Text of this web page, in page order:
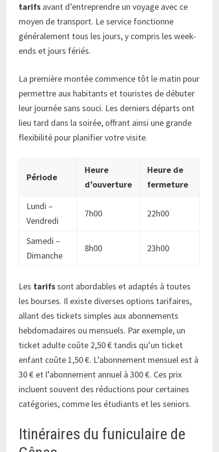
tarifs avant d’entreprendre un voyage avec ce
moyen de transport. Le service fonctionne
généralement tous les jours, y compris les week-
ends et jours fériés.
La première montée commence tôt le matin pour
permettre aux habitants et touristes de débuter
leur journée sans souci. Les derniers départs ont
lieu tard dans la soirée, offrant ainsi une grande
flexibilité pour planifier votre visite.
Période
Heure
d’ouverture
Heure de
fermeture
Lundi –
Vendredi
7h00 22h00
Samedi –
Dimanche
8h00 23h00
Les tarifssont abordables et adaptés à toutes
les bourses. Il existe diverses options tarifaires,
allant des tickets simples aux abonnements
hebdomadaires ou mensuels. Par exemple, un
ticket adulte coûte 2,50 € tandis qu’un ticket
enfant coûte 1,50 €. L’abonnement mensuel est à
30 € et l’abonnement annuel à 300 €. Ces prix
incluent souvent des réductions pour certaines
catégories, comme les étudiants et les seniors.
Itinéraires du funiculaire de